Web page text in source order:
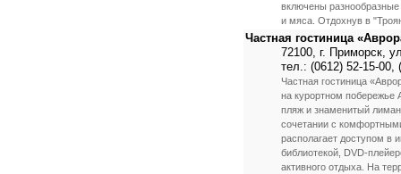
включены
и мяса. Отдохнув в
Частная гостиница
72100, г. Приморск,
тел.: (0612) 52-15-00,
Частная гостиница
на курортном побережье
пляж и знаменитый
сочетании с
располагает доступом в
библиотекой, DVD-
активного отдыха. На